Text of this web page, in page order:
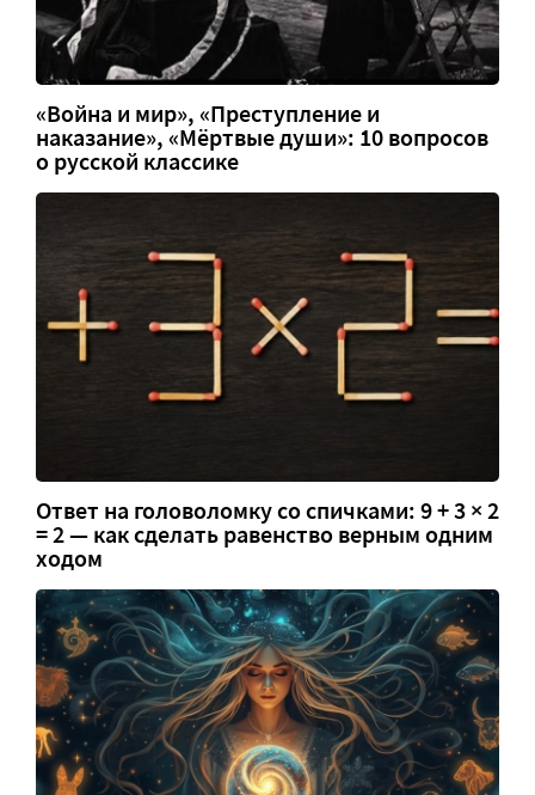
«Война и мир», «Преступление и
наказание», «Мёртвые души»: 10 вопросов
о русской классике
Ответ на головоломку со спичками: 9 + 3 × 2
= 2 — как сделать равенство верным одним
ходом